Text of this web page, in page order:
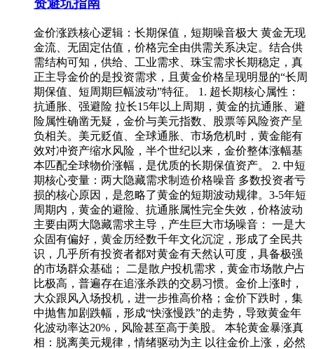
资避坑指南
金价涨跌核心逻辑：长期保值，短期噪音极大 黄金无现
金流、无固定估值，价格完全由供需关系决定。结合供
需结构可知，供给、工业需求、珠宝需求长期稳定，真
正主导金价的是投资需求，且黄金价格呈现明显的“长周
期保值、短周期巨幅波动”特征。 1. 超长期核心属性：
抗通胀、强避险 拉长15年以上周期，黄金的抗通胀、避
险属性确凿无疑，金价与美元指数、股票等风险资产呈
负相关。美元贬值、全球通胀、市场危机时，黄金能有
效对冲资产缩水风险，半个世纪以来，金价整体涨幅基
本匹配全球物价涨幅，是优质的长期保值资产。 2. 中短
期核心变量：两大隐藏需求制造价格噪音 多数投资者亏
损的核心原因，是忽略了黄金的短期波动规律。3-5年短
周期内，黄金的避险、抗通胀属性完全失效，价格波动
主要由两大隐藏需求主导，产生巨大市场噪音： 一是大
众固有偏好，黄金历经数千年文化沉淀，形成了全民共
识，几乎所有投资者都对黄金有天然认可度，具备极强
的市场群众基础； 二是散户投机需求，黄金市场散户占
比极高，普遍存在追涨杀跌的交易习惯。金价上涨时，
大众跟风入场投机，进一步推高价格；金价下跌时，集
中抛售加剧跌幅，形成“快涨慢跌”的走势，导致黄金年
化波动率达20%，风险甚至高于美股。 本轮黄金暴涨真
相：脱离美元规律，情绪驱动为主 以往金价上涨，必然